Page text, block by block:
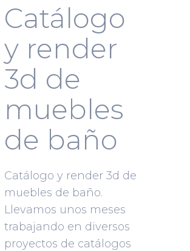
Catálogo
y render
3d de
muebles
de baño
Catálogo y render 3d de
muebles de baño.
Llevamos unos meses
trabajando en diversos
proyectos de catálogos